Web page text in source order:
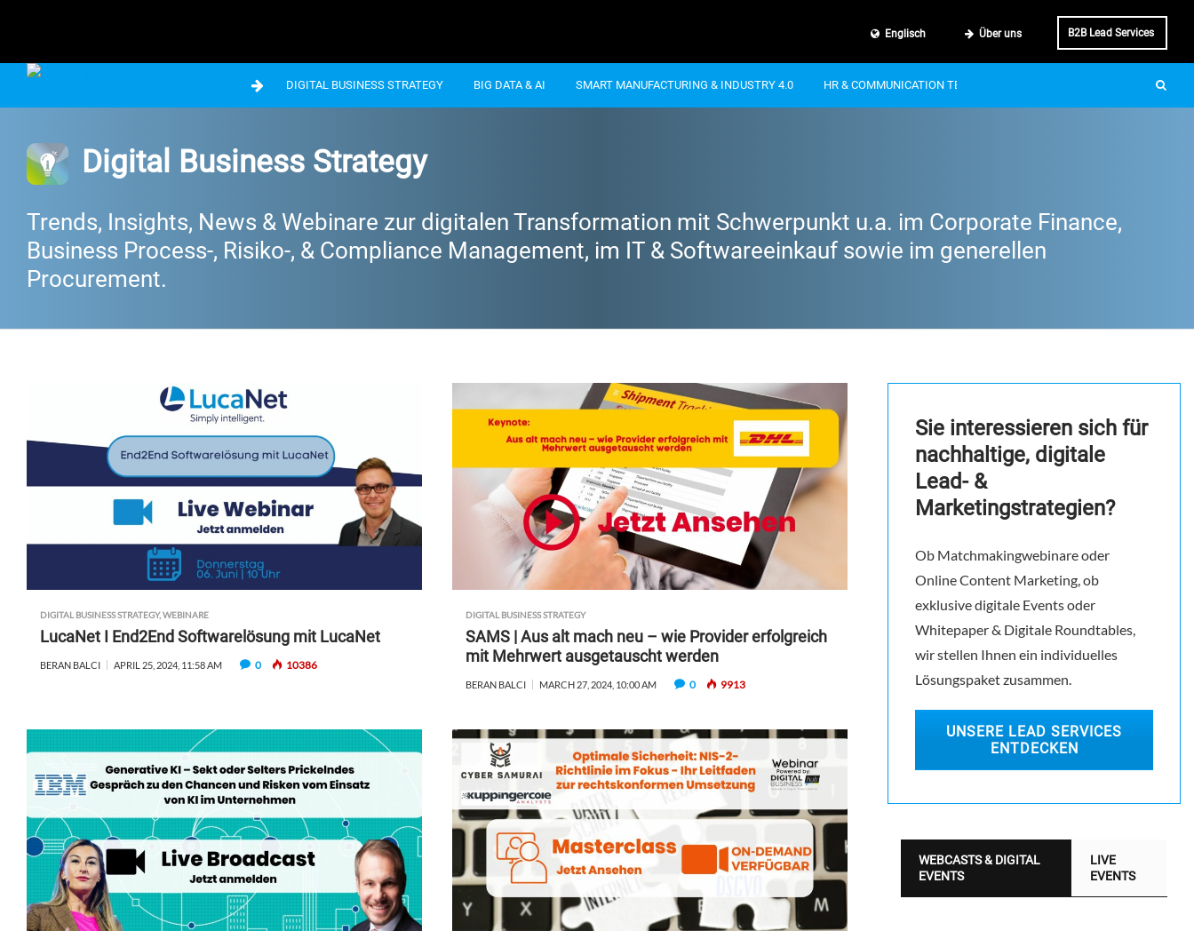
Englisch Über uns B2B Lead Services
DIGITAL BUSINESS STRATEGY BIG DATA & AI SMART MANUFACTURING & INDUSTRY 4.0 HR & COMMUNICATION TECH IT &
Digital Business Strategy
Trends, Insights, News & Webinare zur digitalen Transformation mit Schwerpunkt u.a. im Corporate Finance,
Business Process-, Risiko-, & Compliance Management, im IT & Softwareeinkauf sowie im generellen
Procurement.
DIGITAL BUSINESS STRATEGY,WEBINARE
LucaNet I End2End Softwarelösung mit LucaNet
BERAN BALCI APRIL 25, 2024, 11:58 AM 0 10386
DIGITAL BUSINESS STRATEGY
SAMS | Aus alt mach neu – wie Provider erfolgreich
mit Mehrwert ausgetauscht werden
BERAN BALCI MARCH 27, 2024, 10:00 AM 0 9913
Sie interessieren sich für
nachhaltige, digitale
Lead- &
Marketingstrategien?
Ob Matchmakingwebinare oder
Online Content Marketing, ob
exklusive digitale Events oder
Whitepaper & Digitale Roundtables,
wir stellen Ihnen ein individuelles
Lösungspaket zusammen.
UNSERE LEAD SERVICES
ENTDECKEN
WEBCASTS & DIGITAL
EVENTS
LIVE
EVENTS